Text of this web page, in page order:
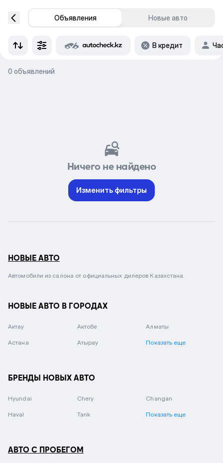
Объявления Новые авто
В кредит
0 объявлений
Ничего не найдено
Изменить фильтры
НОВЫЕ АВТО
Автомобили из салона от официальных дилеров Казахстана.
НОВЫЕ АВТО В ГОРОДАХ
Актау Актобе Алматы
Астана Атырау Показать еще
БРЕНДЫ НОВЫХ АВТО
Hyundai Chery Changan
Haval Tank Показать еще
АВТО С ПРОБЕГОМ